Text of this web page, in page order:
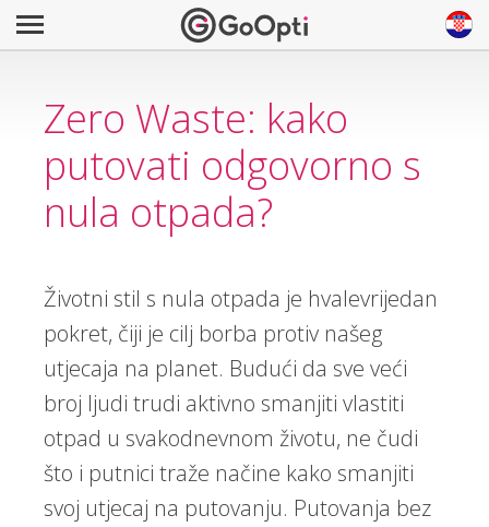
Zero Waste: kako
putovati odgovorno s
nula otpada?
Životni stil s nula otpada je hvalevrijedan
pokret, čiji je cilj borba protiv našeg
utjecaja na planet. Budući da sve veći
broj ljudi trudi aktivno smanjiti vlastiti
otpad u svakodnevnom životu, ne čudi
što i putnici traže načine kako smanjiti
svoj utjecaj na putovanju. Putovanja bez